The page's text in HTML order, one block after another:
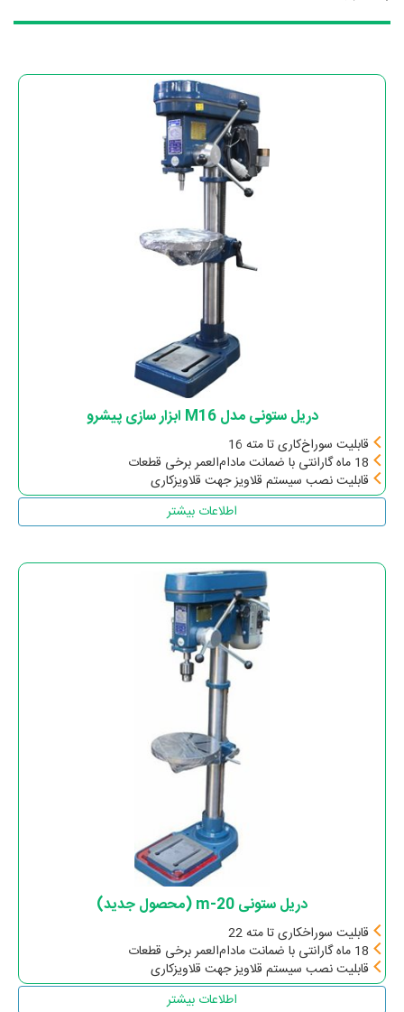
دریل ستونی مدل M16 ابزار سازی پیشرو
قابلیت سوراخ‌کاری تا مته 16
18 ماه گارانتی با ضمانت مادام‌العمر برخی قطعات
قابلیت نصب سیستم قلاویز جهت قلاویزکاری
اطلاعات بیشتر
دریل ستونی m-20 (محصول جدید)
قابلیت سوراخکاری تا مته 22
18 ماه گارانتی با ضمانت مادام‌العمر برخی قطعات
قابلیت نصب سیستم قلاویز جهت قلاویزکاری
اطلاعات بیشتر